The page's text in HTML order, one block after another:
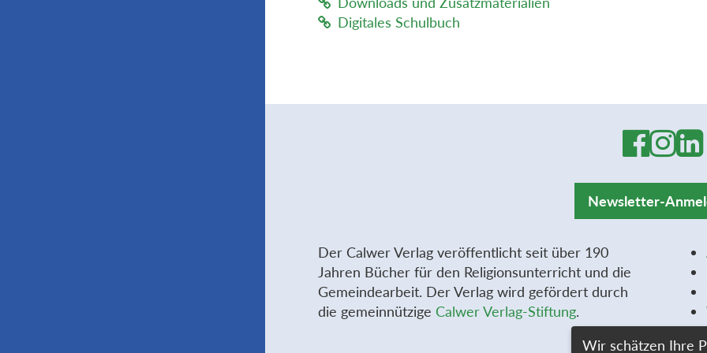
Digitales Schulbuch
Newsletter-
Der Calwer Verlag veröffentlicht seit über 190
Jahren Bücher für den Religionsunterricht und die
Gemeindearbeit. Der Verlag wird gefördert durch
die gemeinnützige Calwer Verlag-Stiftung.
Wir schätzen Ihre